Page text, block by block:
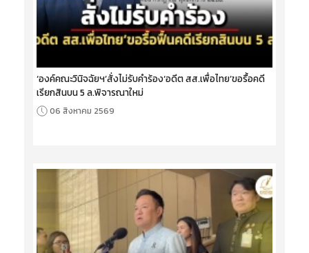
‘องค์คณะวินิจฉัยฯ’สั่งไม่รับคำร้อง‘อดีต สส.เพื่อไทย’ขอรื้อคดี
เรียกสินบน 5 ล.พิจารณาใหม่
06 สิงหาคม 2569